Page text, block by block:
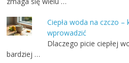
Ciepła woda na czczo
wprowadzić
Dlaczego picie ciepłej
bardziej …